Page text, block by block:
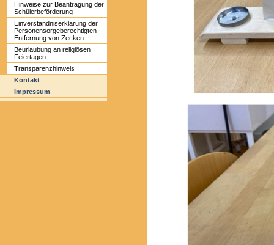
Hinweise zur Beantragung der
Schülerbeförderung
Einverständniserklärung der
Personensorgeberechtigten
Entfernung von Zecken
Beurlaubung an religiösen
Feiertagen
Transparenzhinweis
Kontakt
Impressum